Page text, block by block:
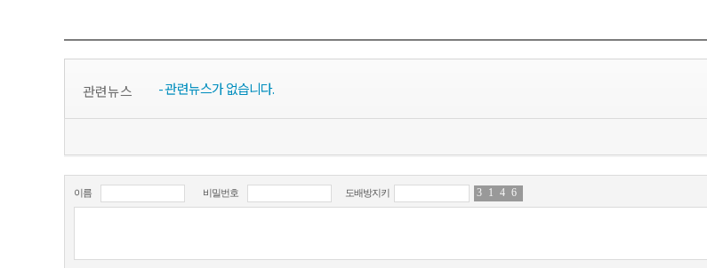
관련뉴스 - 관련뉴스가 없습니다.